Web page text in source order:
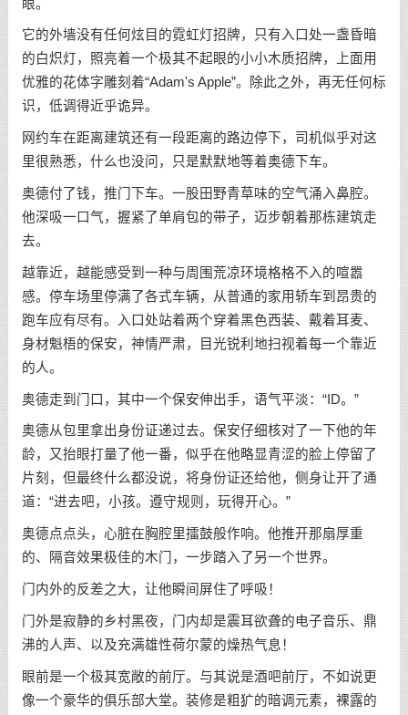
眼。
它的外墙没有任何炫目的霓虹灯招牌，只有入口处一盏昏暗
的白炽灯，照亮着一个极其不起眼的小小木质招牌，上面用
优雅的花体字雕刻着“Adam's Apple”。除此之外，再无任何标
识，低调得近乎诡异。
网约车在距离建筑还有一段距离的路边停下，司机似乎对这
里很熟悉，什么也没问，只是默默地等着奥德下车。
奥德付了钱，推门下车。一股田野青草味的空气涌入鼻腔。
他深吸一口气，握紧了单肩包的带子，迈步朝着那栋建筑走
去。
越靠近，越能感受到一种与周围荒凉环境格格不入的喧嚣
感。停车场里停满了各式车辆，从普通的家用轿车到昂贵的
跑车应有尽有。入口处站着两个穿着黑色西装、戴着耳麦、
身材魁梧的保安，神情严肃，目光锐利地扫视着每一个靠近
的人。
奥德走到门口，其中一个保安伸出手，语气平淡：“ID。”
奥德从包里拿出身份证递过去。保安仔细核对了一下他的年
龄，又抬眼打量了他一番，似乎在他略显青涩的脸上停留了
片刻，但最终什么都没说，将身份证还给他，侧身让开了通
道：“进去吧，小孩。遵守规则，玩得开心。”
奥德点点头，心脏在胸腔里擂鼓般作响。他推开那扇厚重
的、隔音效果极佳的木门，一步踏入了另一个世界。
门内外的反差之大，让他瞬间屏住了呼吸！
门外是寂静的乡村黑夜，门内却是震耳欲聋的电子音乐、鼎
沸的人声、以及充满雄性荷尔蒙的燥热气息！
眼前是一个极其宽敞的前厅。与其说是酒吧前厅，不如说更
像一个豪华的俱乐部大堂。装修是粗犷的暗调元素，裸露的